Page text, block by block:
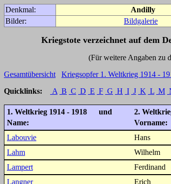
Denkmal: Andilly
Bilder:
Bildgalerie
Kriegstote verzeichnet auf dem
(Für weitere Angaben zu den
Gesamtübersicht
Kriegsopfer 1. Weltkrieg 1914 -
Quicklinks:
A B C D E F G H I J K L M
1. Weltkrieg 1914 - 1918 und
2.
Name:
Vorname:
Labouvie
Hans
Lahm
Wilhelm
Lampert
Ferdinand
Langner
Erich